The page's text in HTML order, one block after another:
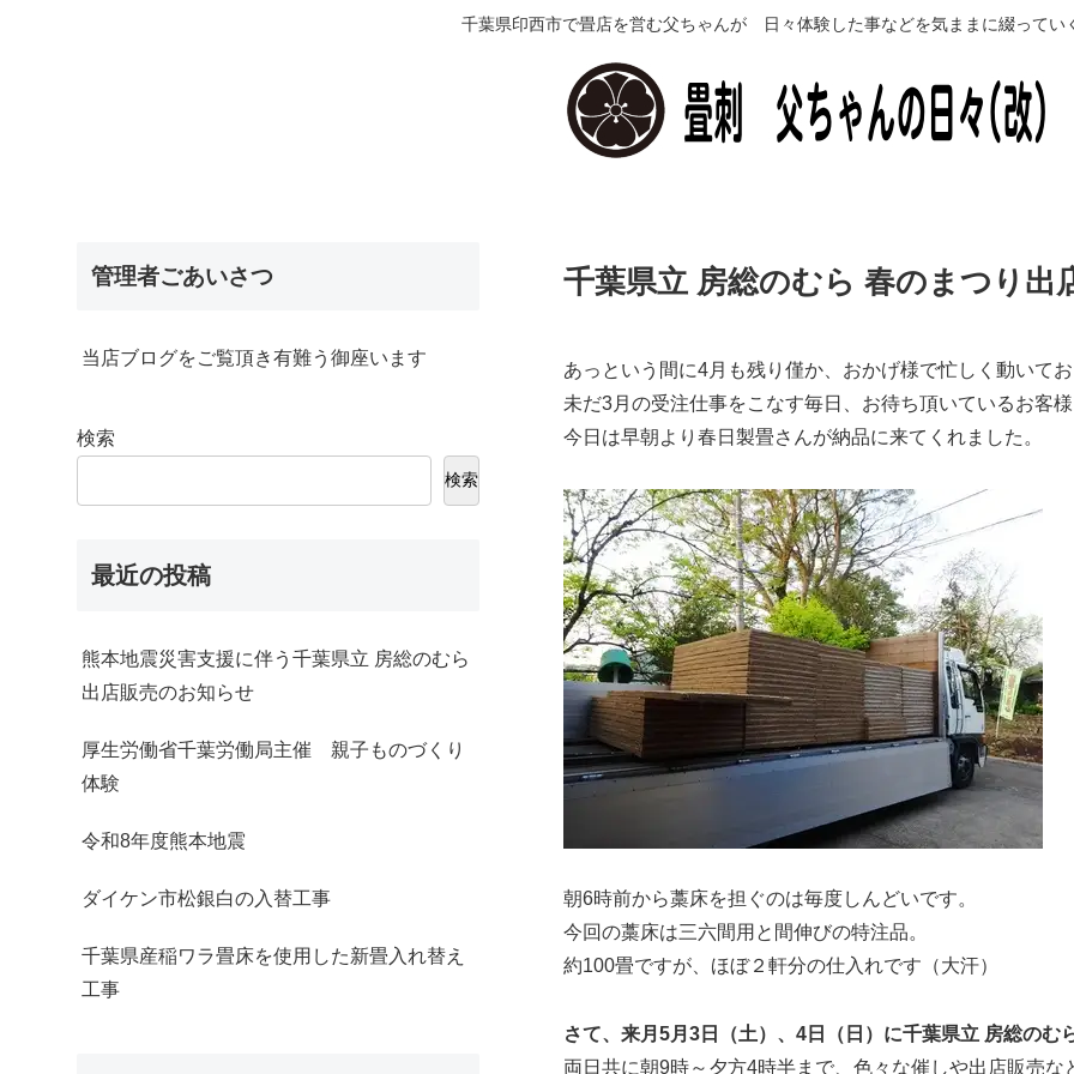
千葉県印西市で畳店を営む父ちゃんが 日々体験した事などを気ままに綴ってい
千葉県立 房総のむら 春のまつり出
あっという間に4月も残り僅か、おかげ様で忙しく動いて
未だ3月の受注仕事をこなす毎日、お待ち頂いているお客
今日は早朝より春日製畳さんが納品に来てくれました。
朝6時前から藁床を担ぐのは毎度しんどいです。
今回の藁床は三六間用と間伸びの特注品。
約100畳ですが、ほぼ２軒分の仕入れです（大汗）
さて、来月5月3日（土）、4日（日）に千葉県立 房総の
両日共に朝9時～夕方4時半まで、色々な催しや出店販売な
管理者ごあいさつ
当店ブログをご覧頂き有難う御座います
検索
検索
最近の投稿
熊本地震災害支援に伴う千葉県立 房総のむら
出店販売のお知らせ
厚生労働省千葉労働局主催 親子ものづくり
体験
令和8年度熊本地震
ダイケン市松銀白の入替工事
千葉県産稲ワラ畳床を使用した新畳入れ替え
工事